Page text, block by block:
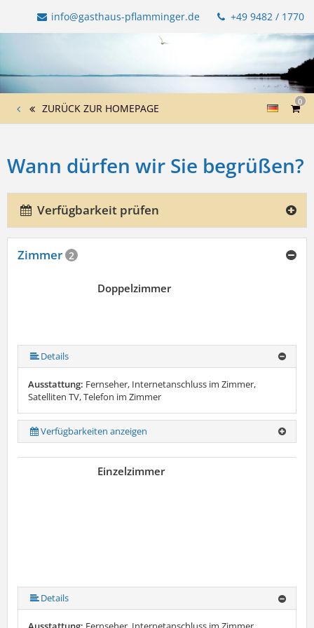
info@gasthaus-pflamminger.de +49 9482 / 1770
0
ZURÜCK ZUR HOMEPAGE
Wann dürfen wir Sie begrüßen?
Verfügbarkeit prüfen
Zimmer 2
Doppelzimmer
Details
Ausstattung: Fernseher, Internetanschluss im Zimmer,
Satelliten TV, Telefon im Zimmer
Verfügbarkeiten anzeigen
Einzelzimmer
Details